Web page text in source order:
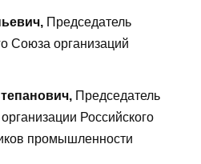
Председатель
Союза организаций
Председатель
Российского
промышленности